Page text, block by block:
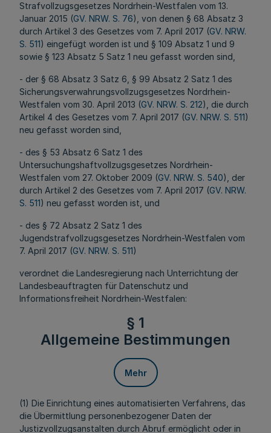
Strafvollzugsgesetzes Nordrhein-Westfalen vom 13.
Januar 2015 (GV. NRW. S. 76), von denen § 68 Absatz 3
durch Artikel 3 des Gesetzes vom 7. April 2017 (GV. NRW.
S. 511) eingefügt worden ist und § 109 Absatz 1 und 9
sowie § 123 Absatz 5 Satz 1 neu gefasst worden sind,
- der § 68 Absatz 3 Satz 6, § 99 Absatz 2 Satz 1 des
Sicherungsverwahrungsvollzugsgesetzes Nordrhein-
Westfalen vom 30. April 2013 (GV. NRW. S. 212), die durch
Artikel 4 des Gesetzes vom 7. April 2017 (GV. NRW. S. 511)
neu gefasst worden sind,
- des § 53 Absatz 6 Satz 1 des
Untersuchungshaftvollzugsgesetzes Nordrhein-
Westfalen vom 27. Oktober 2009 (GV. NRW. S. 540), der
durch Artikel 2 des Gesetzes vom 7. April 2017 (GV. NRW.
S. 511) neu gefasst worden ist, und
- des § 72 Absatz 2 Satz 1 des
Jugendstrafvollzugsgesetzes Nordrhein-Westfalen vom
7. April 2017 (GV. NRW. S. 511)
verordnet die Landesregierung nach Unterrichtung der
Landesbeauftragten für Datenschutz und
Informationsfreiheit Nordrhein-Westfalen:
§ 1
Allgemeine Bestimmungen
Mehr
(1) Die Einrichtung eines automatisierten Verfahrens, das
die Übermittlung personenbezogener Daten der
Justizvollzugsanstalten durch Abruf ermöglicht oder in